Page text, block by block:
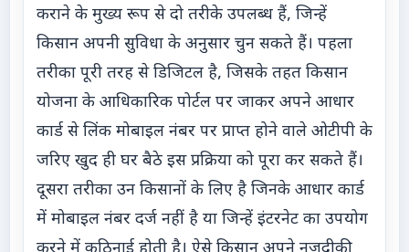
कराने के मुख्य रूप से दो तरीके उपलब्ध हैं, जिन्हें
किसान अपनी सुविधा के अनुसार चुन सकते हैं। पहला
तरीका पूरी तरह से डिजिटल है, जिसके तहत किसान
योजना के आधिकारिक पोर्टल पर जाकर अपने आधार
कार्ड से लिंक मोबाइल नंबर पर प्राप्त होने वाले ओटीपी के
जरिए खुद ही घर बैठे इस प्रक्रिया को पूरा कर सकते हैं।
दूसरा तरीका उन किसानों के लिए है जिनके आधार कार्ड
में मोबाइल नंबर दर्ज नहीं है या जिन्हें इंटरनेट का उपयोग